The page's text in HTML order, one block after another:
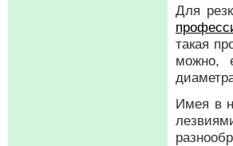
Для
такая
можно,
Имея в